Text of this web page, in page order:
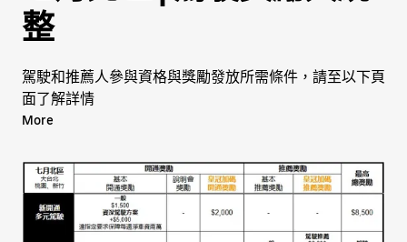
整
駕駛和推薦人參與資格與獎勵發放所需條件，請至以下頁
面了解詳情
多元駕駛及推薦人:開通獎勵 /推薦獎勵
小黃駕駛及推薦人:開通及說明會獎勵 /推薦獎勵
[皇冠大車隊再加碼獎勵]
More